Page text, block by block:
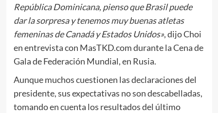
República Dominicana, pienso que Brasil puede
dar la sorpresa y tenemos muy buenas atletas
femeninas de Canadá y Estados Unidos», dijo Choi
en entrevista con MasTKD.com durante la Cena de
Gala de Federación Mundial, en Rusia.
Aunque muchos cuestionen las declaraciones del
presidente, sus expectativas no son descabelladas,
tomando en cuenta los resultados del último